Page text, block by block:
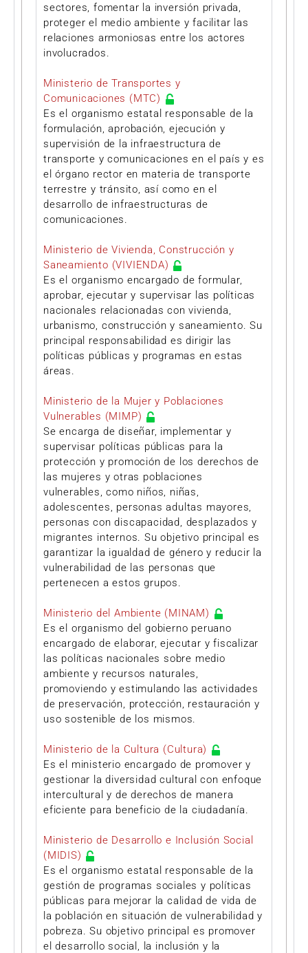
sectores, fomentar la inversión privada,
proteger el medio ambiente y facilitar las
relaciones armoniosas entre los actores
involucrados.
Ministerio de Transportes y
Comunicaciones (MTC)
Es el organismo estatal responsable de la
formulación, aprobación, ejecución y
supervisión de la infraestructura de
transporte y comunicaciones en el país y es
el órgano rector en materia de transporte
terrestre y tránsito, así como en el
desarrollo de infraestructuras de
comunicaciones.
Ministerio de Vivienda, Construcción y
Saneamiento (VIVIENDA)
Es el organismo encargado de formular,
aprobar, ejecutar y supervisar las políticas
nacionales relacionadas con vivienda,
urbanismo, construcción y saneamiento. Su
principal responsabilidad es dirigir las
políticas públicas y programas en estas
áreas.
Ministerio de la Mujer y Poblaciones
Vulnerables (MIMP)
Se encarga de diseñar, implementar y
supervisar políticas públicas para la
protección y promoción de los derechos de
las mujeres y otras poblaciones
vulnerables, como niños, niñas,
adolescentes, personas adultas mayores,
personas con discapacidad, desplazados y
migrantes internos. Su objetivo principal es
garantizar la igualdad de género y reducir la
vulnerabilidad de las personas que
pertenecen a estos grupos.
Ministerio del Ambiente (MINAM)
Es el organismo del gobierno peruano
encargado de elaborar, ejecutar y fiscalizar
las políticas nacionales sobre medio
ambiente y recursos naturales,
promoviendo y estimulando las actividades
de preservación, protección, restauración y
uso sostenible de los mismos.
Ministerio de la Cultura (Cultura)
Es el ministerio encargado de promover y
gestionar la diversidad cultural con enfoque
intercultural y de derechos de manera
eficiente para beneficio de la ciudadanía.
Ministerio de Desarrollo e Inclusión Social
(MIDIS)
Es el organismo estatal responsable de la
gestión de programas sociales y políticas
públicas para mejorar la calidad de vida de
la población en situación de vulnerabilidad y
pobreza. Su objetivo principal es promover
el desarrollo social, la inclusión y la